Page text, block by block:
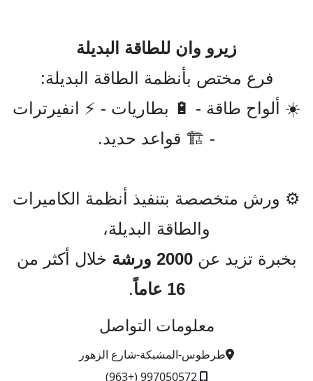
زيرو وان للطاقة البديلة
فرع مختص بأنظمة الطاقة البديلة:
☀️ ألواح طاقة - 🔋 بطاريات - ⚡ انفيرترات
- 🏗️ قواعد حديد.
⚙️ ورش متخصصة بتنفيذ أنظمة الكاميرات
والطاقة البديلة،
بخبرة تزيد عن2000 ورشة
خلال أكثر من
16 عاماً
.
معلومات التواصل
طرطوس-المشبكة-شارع الزهور
997050572 (+963)